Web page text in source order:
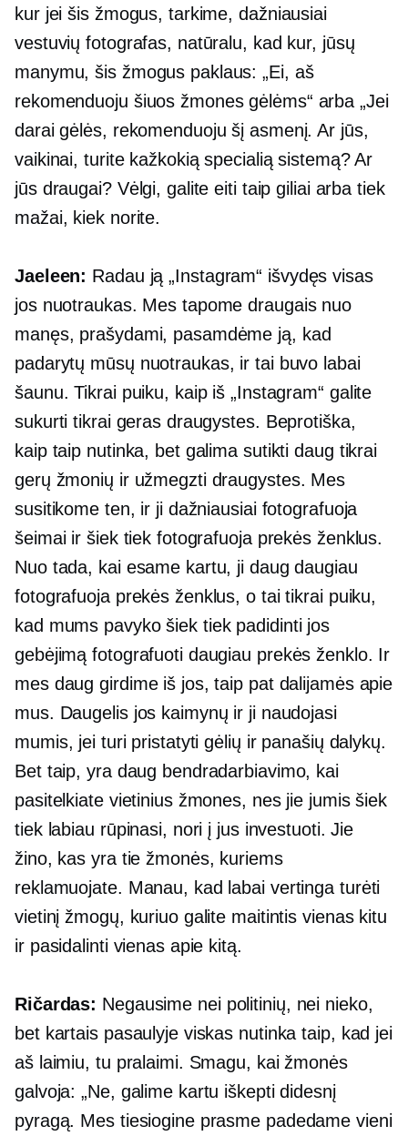
kur jei šis žmogus, tarkime, dažniausiai
vestuvių fotografas, natūralu, kad kur, jūsų
manymu, šis žmogus paklaus: „Ei, aš
rekomenduoju šiuos žmones gėlėms“ arba „Jei
darai gėlės, rekomenduoju šį asmenį. Ar jūs,
vaikinai, turite kažkokią specialią sistemą? Ar
jūs draugai? Vėlgi, galite eiti taip giliai arba tiek
mažai, kiek norite.
Jaeleen: Radau ją „Instagram“ išvydęs visas
jos nuotraukas. Mes tapome draugais nuo
manęs, prašydami, pasamdėme ją, kad
padarytų mūsų nuotraukas, ir tai buvo labai
šaunu. Tikrai puiku, kaip iš „Instagram“ galite
sukurti tikrai geras draugystes. Beprotiška,
kaip taip nutinka, bet galima sutikti daug tikrai
gerų žmonių ir užmegzti draugystes. Mes
susitikome ten, ir ji dažniausiai fotografuoja
šeimai ir šiek tiek fotografuoja prekės ženklus.
Nuo tada, kai esame kartu, ji daug daugiau
fotografuoja prekės ženklus, o tai tikrai puiku,
kad mums pavyko šiek tiek padidinti jos
gebėjimą fotografuoti daugiau prekės ženklo. Ir
mes daug girdime iš jos, taip pat dalijamės apie
mus. Daugelis jos kaimynų ir ji naudojasi
mumis, jei turi pristatyti gėlių ir panašių dalykų.
Bet taip, yra daug bendradarbiavimo, kai
pasitelkiate vietinius žmones, nes jie jumis šiek
tiek labiau rūpinasi, nori į jus investuoti. Jie
žino, kas yra tie žmonės, kuriems
reklamuojate. Manau, kad labai vertinga turėti
vietinį žmogų, kuriuo galite maitintis vienas kitu
ir pasidalinti vienas apie kitą.
Ričardas: Negausime nei politinių, nei nieko,
bet kartais pasaulyje viskas nutinka taip, kad jei
aš laimiu, tu pralaimi. Smagu, kai žmonės
galvoja: „Ne, galime kartu iškepti didesnį
pyragą. Mes tiesiogine prasme padedame vieni